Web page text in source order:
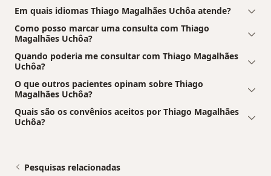
Em quais idiomas Thiago Magalhães Uchôa atende?
Como posso marcar uma consulta com Thiago
Magalhães Uchôa?
Quando poderia me consultar com Thiago Magalhães
Uchôa?
O que outros pacientes opinam sobre Thiago
Magalhães Uchôa?
Quais são os convênios aceitos por Thiago Magalhães
Uchôa?
Pesquisas relacionadas